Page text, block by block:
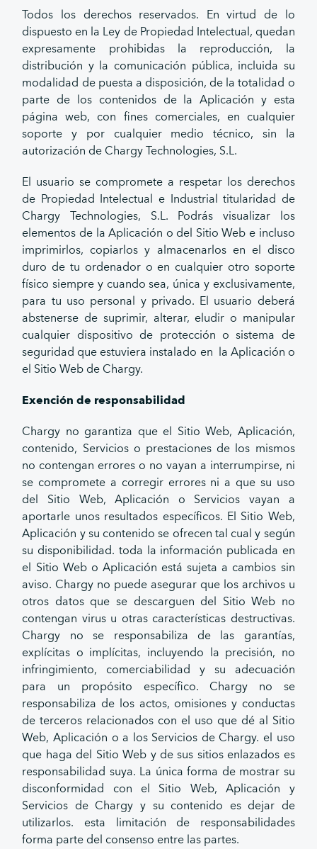
Todos los derechos reservados. En virtud de lo
dispuesto en la Ley de Propiedad Intelectual, quedan
expresamente prohibidas la reproducción, la
distribución y la comunicación pública, incluida su
modalidad de puesta a disposición, de la totalidad o
parte de los contenidos de la Aplicación y esta
página web, con fines comerciales, en cualquier
soporte y por cualquier medio técnico, sin la
autorización de Chargy Technologies, S.L.
El usuario se compromete a respetar los derechos
de Propiedad Intelectual e Industrial titularidad de
Chargy Technologies, S.L. Podrás visualizar los
elementos de la Aplicación o del Sitio Web e incluso
imprimirlos, copiarlos y almacenarlos en el disco
duro de tu ordenador o en cualquier otro soporte
físico siempre y cuando sea, única y exclusivamente,
para tu uso personal y privado. El usuario deberá
abstenerse de suprimir, alterar, eludir o manipular
cualquier dispositivo de protección o sistema de
seguridad que estuviera instalado en la Aplicación o
el Sitio Web de Chargy.
Exención de responsabilidad
Chargy no garantiza que el Sitio Web, Aplicación,
contenido, Servicios o prestaciones de los mismos
no contengan errores o no vayan a interrumpirse, ni
se compromete a corregir errores ni a que su uso
del Sitio Web, Aplicación o Servicios vayan a
aportarle unos resultados específicos. El Sitio Web,
Aplicación y su contenido se ofrecen tal cual y según
su disponibilidad. toda la información publicada en
el Sitio Web o Aplicación está sujeta a cambios sin
aviso. Chargy no puede asegurar que los archivos u
otros datos que se descarguen del Sitio Web no
contengan virus u otras características destructivas.
Chargy no se responsabiliza de las garantías,
explícitas o implícitas, incluyendo la precisión, no
infringimiento, comerciabilidad y su adecuación
para un propósito específico. Chargy no se
responsabiliza de los actos, omisiones y conductas
de terceros relacionados con el uso que dé al Sitio
Web, Aplicación o a los Servicios de Chargy. el uso
que haga del Sitio Web y de sus sitios enlazados es
responsabilidad suya. La única forma de mostrar su
disconformidad con el Sitio Web, Aplicación y
Servicios de Chargy y su contenido es dejar de
utilizarlos. esta limitación de responsabilidades
forma parte del consenso entre las partes.